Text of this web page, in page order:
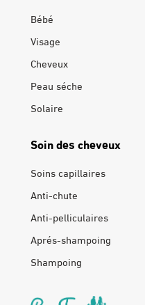
Bébé
Visage
Cheveux
Peau séche
Solaire
Soin des cheveux
Soins capillaires
Anti-chute
Anti-pelliculaires
Aprés-shampoing
Shampoing